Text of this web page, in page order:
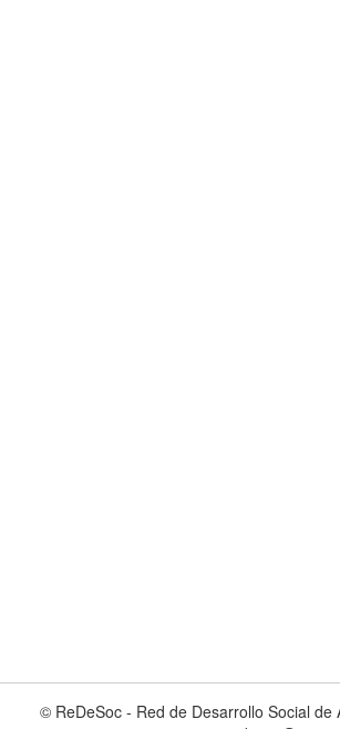
© ReDeSoc - Red de Desarrollo Social de